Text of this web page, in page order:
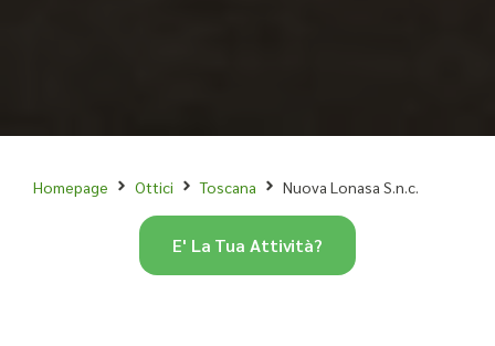
Homepage Ottici Toscana Nuova Lonasa S.n.c.
E' La Tua Attività?